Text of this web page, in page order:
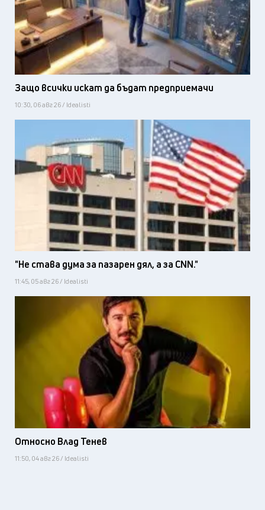
Защо всички искат да бъдат предприемачи
10:30, 06 авг 26 / Idealisti
"Не става дума за пазарен дял, а за CNN."
11:45, 05 авг 26 / Idealisti
Относно Влад Тенев
11:50, 04 авг 26 / Idealisti